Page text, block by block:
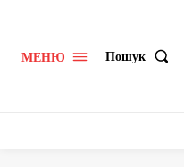
МЕНЮ Пошук